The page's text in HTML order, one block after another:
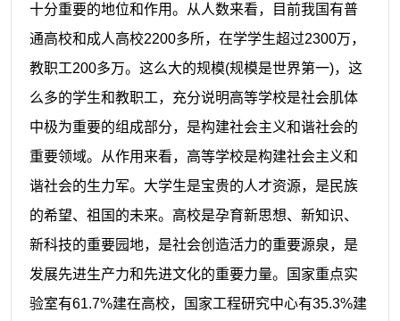
十分重要的地位和作用。从人数来看，目前我国有普
通高校和成人高校2200多所，在学学生超过2300万，
教职工200多万。这么大的规模(规模是世界第一)，这
么多的学生和教职工，充分说明高等学校是社会肌体
中极为重要的组成部分，是构建社会主义和谐社会的
重要领域。从作用来看，高等学校是构建社会主义和
谐社会的生力军。大学生是宝贵的人才资源，是民族
的希望、祖国的未来。高校是孕育新思想、新知识、
新科技的重要园地，是社会创造活力的重要源泉，是
发展先进生产力和先进文化的重要力量。国家重点实
验室有61.7%建在高校，国家工程研究中心有35.3%建